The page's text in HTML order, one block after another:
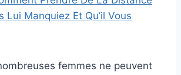
Lui Manquiez Et Qu’il Vous
femmes ne peuvent